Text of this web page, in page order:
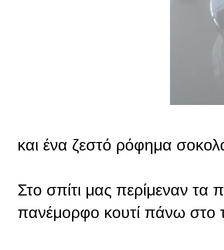
και ένα ζεστό ρόφημα
Στο σπίτι μας περίμεναν τα
πανέμορφο κουτί πάνω στο